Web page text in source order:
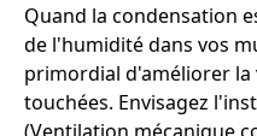
Quand la condensation
de l'humidité dans vos
primordial d'améliorer la
touchées. Envisagez